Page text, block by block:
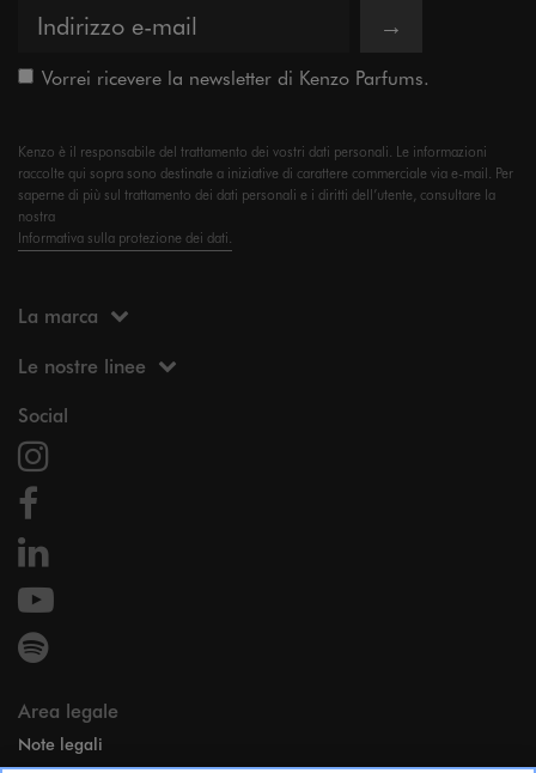
→
Vorrei ricevere la newsletter di Kenzo Parfums.
Kenzo è il responsabile del trattamento dei vostri dati personali. Le informazioni
raccolte qui sopra sono destinate a iniziative di carattere commerciale via e-mail. Per
saperne di più sul trattamento dei dati personali e i diritti dell’utente, consultare la
nostra
Informativa sulla protezione dei dati.
La marca
Le nostre linee
Social
Area legale
Note legali